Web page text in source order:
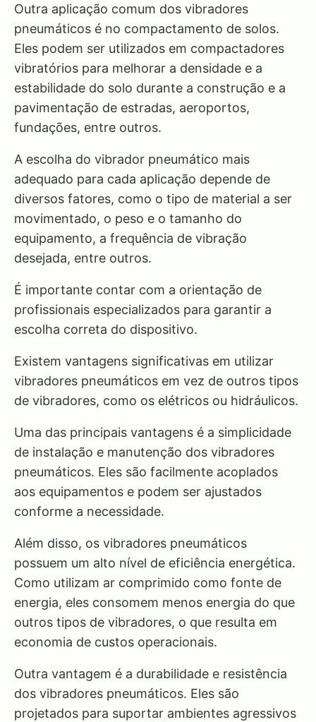
Outra aplicação comum dos vibradores
pneumáticos é no compactamento de solos.
Eles podem ser utilizados em compactadores
vibratórios para melhorar a densidade e a
estabilidade do solo durante a construção e a
pavimentação de estradas, aeroportos,
fundações, entre outros.
A escolha do vibrador pneumático mais
adequado para cada aplicação depende de
diversos fatores, como o tipo de material a ser
movimentado, o peso e o tamanho do
equipamento, a frequência de vibração
desejada, entre outros.
É importante contar com a orientação de
profissionais especializados para garantir a
escolha correta do dispositivo.
Existem vantagens significativas em utilizar
vibradores pneumáticos em vez de outros tipos
de vibradores, como os elétricos ou hidráulicos.
Uma das principais vantagens é a simplicidade
de instalação e manutenção dos vibradores
pneumáticos. Eles são facilmente acoplados
aos equipamentos e podem ser ajustados
conforme a necessidade.
Além disso, os vibradores pneumáticos
possuem um alto nível de eficiência energética.
Como utilizam ar comprimido como fonte de
energia, eles consomem menos energia do que
outros tipos de vibradores, o que resulta em
economia de custos operacionais.
Outra vantagem é a durabilidade e resistência
dos vibradores pneumáticos. Eles são
projetados para suportar ambientes agressivos